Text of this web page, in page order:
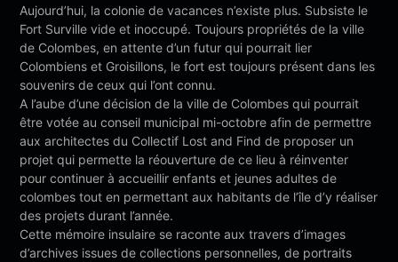
Aujourd’hui, la colonie de vacances n’existe plus. Subsiste le
Fort Surville vide et inoccupé. Toujours propriétés de la ville
de Colombes, en attente d’un futur qui pourrait lier
Colombiens et Groisillons, le fort est toujours présent dans les
souvenirs de ceux qui l’ont connu.
A l’aube d’une décision de la ville de Colombes qui pourrait
être votée au conseil municipal mi-octobre afin de permettre
aux architectes du Collectif Lost and Find de proposer un
projet qui permette la réouverture de ce lieu à réinventer
pour continuer à accueillir enfants et jeunes adultes de
colombes tout en permettant aux habitants de l’île d’y réaliser
des projets durant l’année.
Cette mémoire insulaire se raconte aux travers d’images
d’archives issues de collections personnelles, de portraits